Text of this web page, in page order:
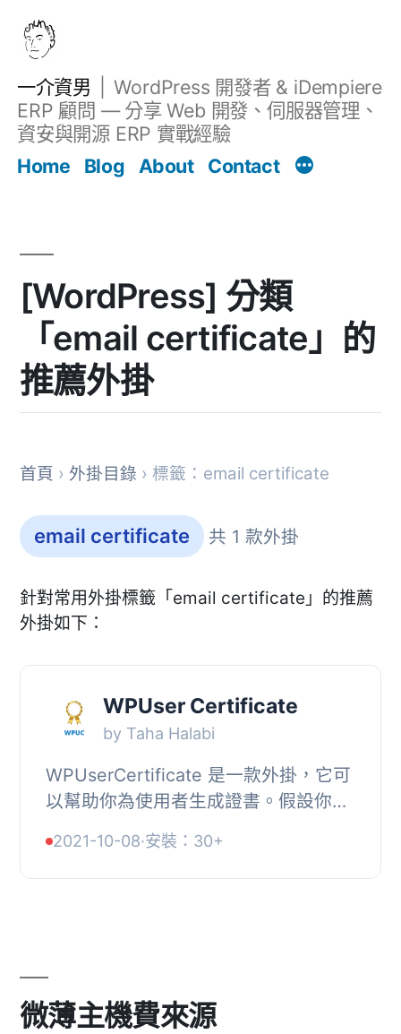
一介資男
WordPress 開發者 & iDempiere
ERP 顧問 — 分享 Web 開發、伺服器管理、
資安與開源 ERP 實戰經驗
Home
Blog About Contact
[WordPress] 分類
「email certificate」的
推薦外掛
首頁 › 外掛目錄 › 標籤：email certificate
email certificate 共 1 款外掛
針對常用外掛標籤「email certificate」的推薦
外掛如下：
WPUser Certificate
by Taha Halabi
WPUserCertificate 是一款外掛，它可
以幫助你為使用者生成證書。假設你是
很多課程，你需要為每個學生的每門課
生成證書，...
2021-10-08·安裝：30+
微薄主機費來源
文章